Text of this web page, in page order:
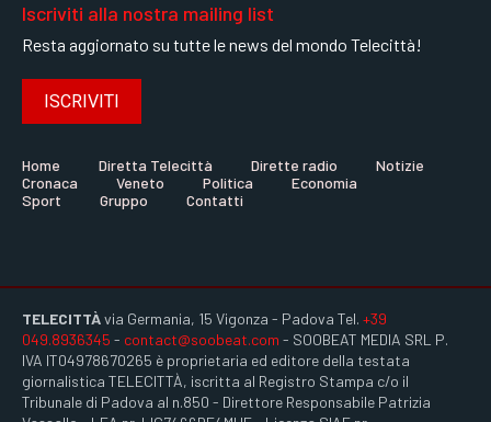
Iscriviti alla nostra mailing list
Resta aggiornato su tutte le news del mondo Telecittà!
ISCRIVITI
Home Diretta Telecittà Dirette radio
Notizie
Cronaca
Veneto Politica
Economia
Sport
Gruppo Contatti
TELECITTÀvia Germania, 15 Vigonza - Padova Tel. +39
049.8936345 - contact@soobeat.com - SOOBEAT MEDIA SRL P.
IVA IT04978670265 è proprietaria ed editore della testata
giornalistica TELECITTÀ, iscritta al Registro Stampa c/o il
Tribunale di Padova al n.850 - Direttore Responsabile Patrizia